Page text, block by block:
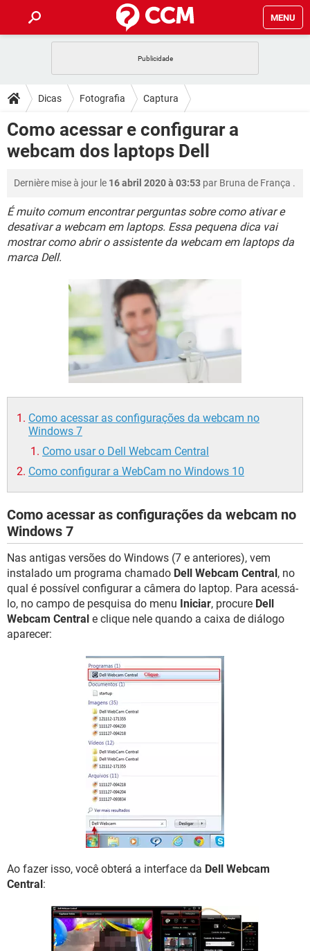
MENU
CELULAR FACEBOOK
OUTLOOK EXCEL
INSTAGRAM GMAIL
DICAS
JOGOS WHATSAPP
CELULAR FACEBOOK
INSTAGRAM GMAIL
GUIA DE COMPRAS
DOWNLOADS
JOGOS WHATSAPP
INSTAGRAM GMAIL
GUIA DE COMPRAS
FÓRUM
JOGOS WHATSAPP
CELULAR FACEBOOK
OUTLOOK EXCEL
INSTAGRAM
JOGOS WHATSAPP
CELULAR FACEBOOK
Dicas Fotografia Captura
Como acessar e configurar a
webcam dos laptops Dell
Dernière mise à jour le 16 abril 2020 à 03:53 par Bruna de França .
É muito comum encontrar perguntas sobre como ativar e
desativar a webcam em laptops. Essa pequena dica vai
mostrar como abrir o assistente da webcam em laptops da
marca Dell.
Como acessar as configurações da webcam no
Windows 7
Como usar o Dell Webcam Central
Como configurar a WebCam no Windows 10
Como acessar as configurações da webcam no
Windows 7
Nas antigas versões do Windows (7 e anteriores), vem
instalado um programa chamado Dell Webcam Central, no
qual é possível configurar a câmera do laptop. Para acessá-
lo, no campo de pesquisa do menu Iniciar, procure Dell
Webcam Central e clique nele quando a caixa de diálogo
aparecer:
Ao fazer isso, você obterá a interface da Dell Webcam
Central: